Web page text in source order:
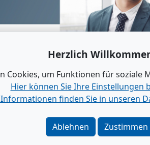
Kontakt|
Herzlich
Cookies, um Funktionen für soziale
Hier können Sie Ihre Einstellungen
finden Sie in unseren
Ablehnen Zustimmen